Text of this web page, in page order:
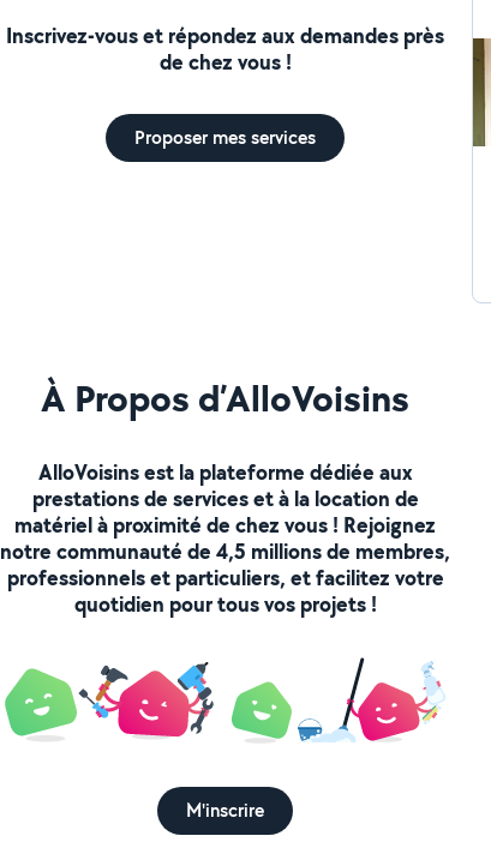
Inscrivez-vous et répondez aux demandes près
de chez vous !
Proposer mes services
À Propos d’AlloVoisins
AlloVoisins est la plateforme dédiée aux
prestations de services et à la location de
matériel à proximité de chez vous ! Rejoignez
notre communauté de 4,5 millions de membres,
professionnels et particuliers, et facilitez votre
quotidien pour tous vos projets !
M'inscrire